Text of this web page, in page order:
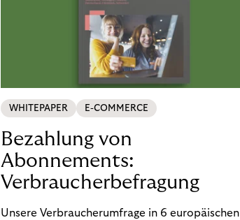
WHITEPAPER E-COMMERCE
Bezahlung von
Abonnements:
Verbraucherbefragung
Unsere Verbraucherumfrage in 6 europäischen